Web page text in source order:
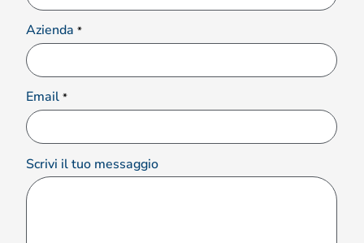
Azienda *
Email *
Scrivi il tuo messaggio